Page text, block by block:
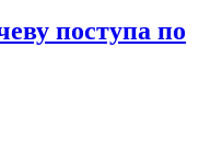
поступа по